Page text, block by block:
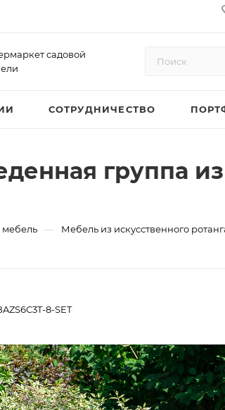
садовой
СОТРУДНИЧЕСТВО
группа
мебель — Мебель из искусственного
8-SET